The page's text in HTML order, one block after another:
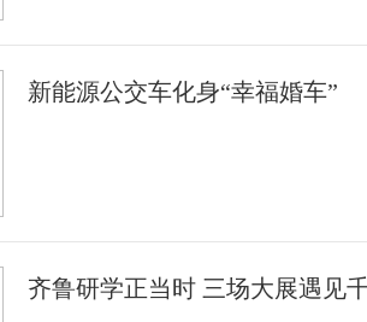
新能源公交车化身“幸福婚车”
齐鲁研学正当时 三场大展遇见